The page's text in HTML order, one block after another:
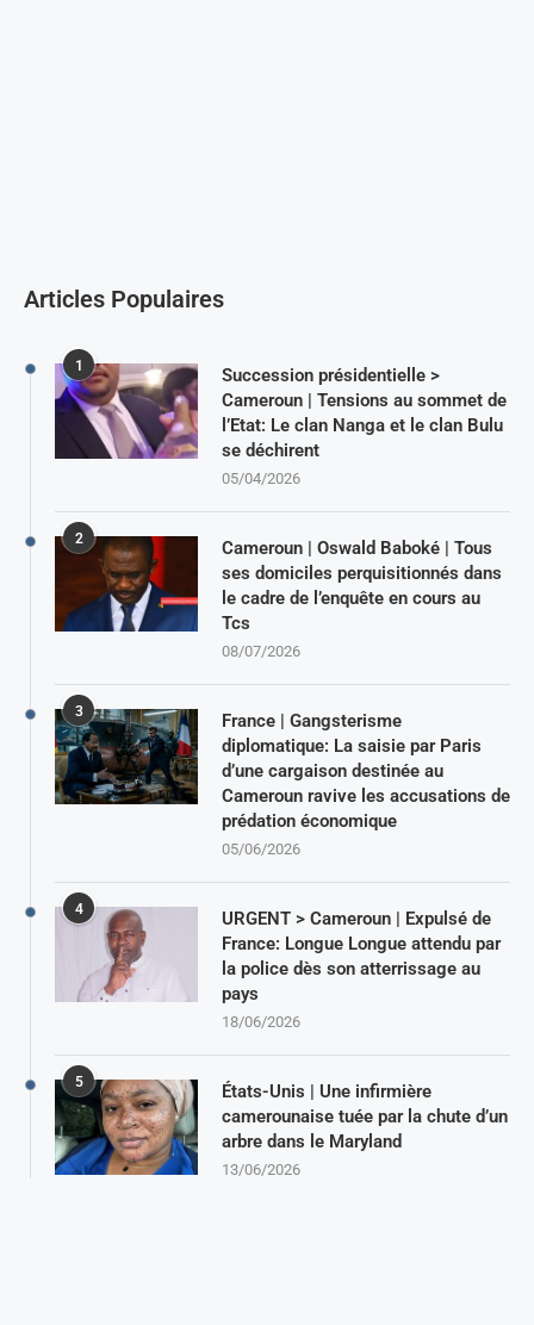
Articles Populaires
1
Succession présidentielle >
Cameroun | Tensions au sommet de
l’Etat: Le clan Nanga et le clan Bulu
se déchirent
05/04/2026
2
Cameroun | Oswald Baboké | Tous
ses domiciles perquisitionnés dans
le cadre de l’enquête en cours au
Tcs
08/07/2026
3
France | Gangsterisme
diplomatique: La saisie par Paris
d’une cargaison destinée au
Cameroun ravive les accusations de
prédation économique
05/06/2026
4
URGENT > Cameroun | Expulsé de
France: Longue Longue attendu par
la police dès son atterrissage au
pays
18/06/2026
5
États-Unis | Une infirmière
camerounaise tuée par la chute d’un
arbre dans le Maryland
13/06/2026